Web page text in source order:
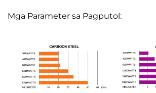
Mga Parameter sa Pagputol: